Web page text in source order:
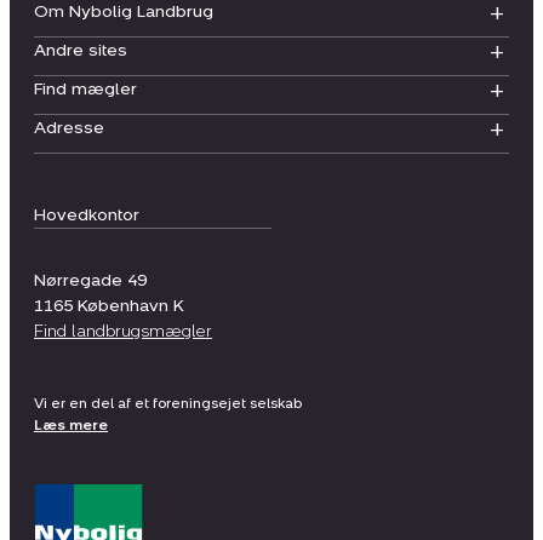
Hovedkontor
Nørregade 49
1165 København K
Find landbrugsmægler
Om Nybolig Landbrug
Andre sites
Find mægler
Adresse
Vi er en del af et foreningsejet selskab
Læs mere